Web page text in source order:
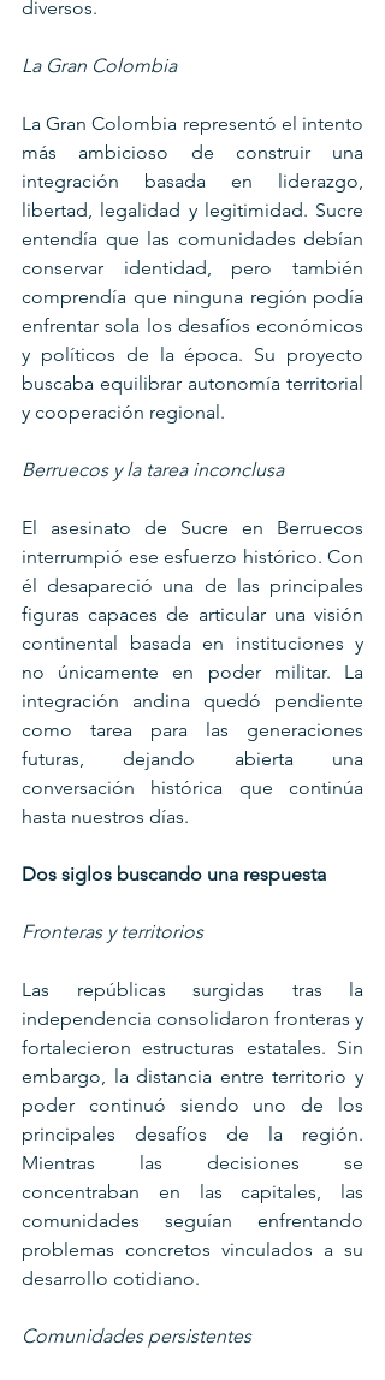
diversos.
La Gran Colombia
La Gran Colombia representó el intento
más ambicioso de construir una
integración basada en liderazgo,
libertad, legalidad y legitimidad. Sucre
entendía que las comunidades debían
conservar identidad, pero también
comprendía que ninguna región podía
enfrentar sola los desafíos económicos
y políticos de la época. Su proyecto
buscaba equilibrar autonomía territorial
y cooperación regional.
Berruecos y la tarea inconclusa
El asesinato de Sucre en Berruecos
interrumpió ese esfuerzo histórico. Con
él desapareció una de las principales
figuras capaces de articular una visión
continental basada en instituciones y
no únicamente en poder militar. La
integración andina quedó pendiente
como tarea para las generaciones
futuras, dejando abierta una
conversación histórica que continúa
hasta nuestros días.
Dos siglos buscando una respuesta
Fronteras y territorios
Las repúblicas surgidas tras la
independencia consolidaron fronteras y
fortalecieron estructuras estatales. Sin
embargo, la distancia entre territorio y
poder continuó siendo uno de los
principales desafíos de la región.
Mientras las decisiones se
concentraban en las capitales, las
comunidades seguían enfrentando
problemas concretos vinculados a su
desarrollo cotidiano.
Comunidades persistentes